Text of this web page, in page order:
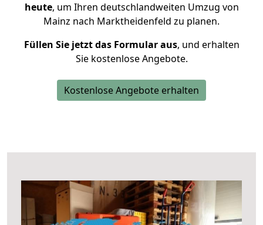
heute, um Ihren deutschlandweiten Umzug von
Mainz nach Marktheidenfeld zu planen.
Füllen Sie jetzt das Formular aus, und erhalten
Sie kostenlose Angebote.
Kostenlose Angebote erhalten